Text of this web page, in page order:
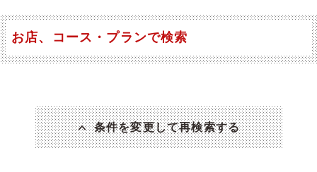
お店、コース・プランで検索
条件を変更して再検索する